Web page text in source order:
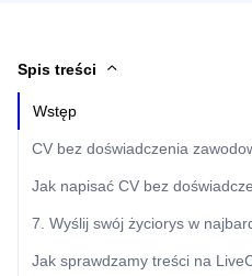
Spis treści
Wstęp
CV bez doświadczenia
Jak napisać CV bez
7. Wyślij swój życiorys w
Jak sprawdzamy treści na